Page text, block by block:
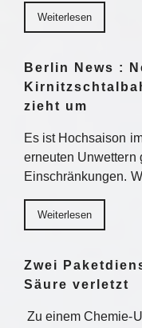
Weiterlesen
Berlin News :
zieht um
Es ist Hochsaison
erneuten Unwettern
Einschränkungen.
Weiterlesen
Zwei
Säure verletzt
Zu einem Chemie-